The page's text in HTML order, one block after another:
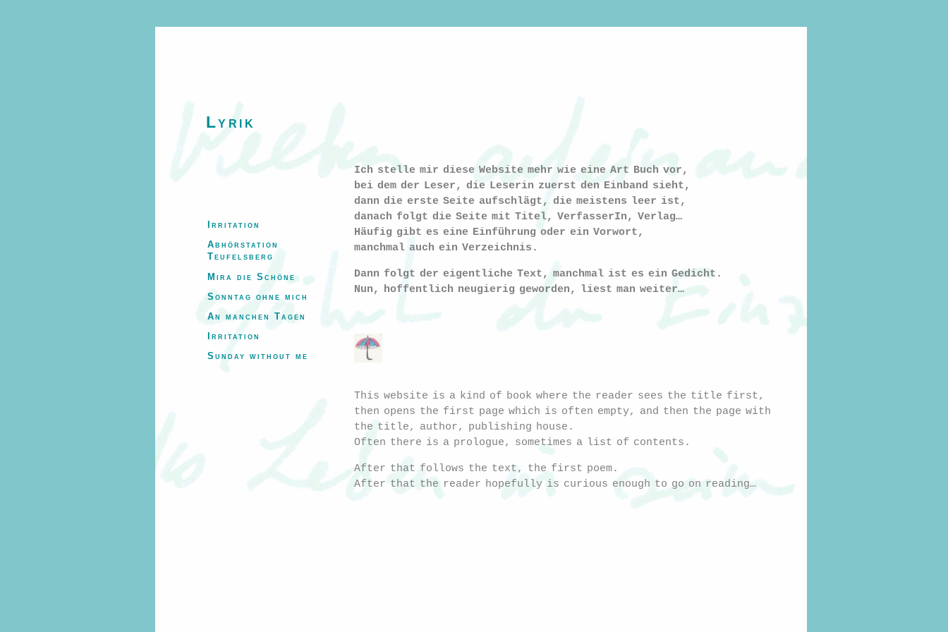
Lyrik
Ich stelle mir diese Website mehr wie eine Art Buch vor,
bei dem der Leser, die Leserin zuerst den Einband sieht,
dann die erste Seite aufschlägt, die meistens leer ist,
danach folgt die Seite mit Titel, VerfasserIn, Verlag…
Häufig gibt es eine Einführung oder ein Vorwort,
manchmal auch ein Verzeichnis.
Dann folgt der eigentliche Text, manchmal ist es ein Gedicht.
Nun, hoffentlich neugierig geworden, liest man weiter…
This website is a kind of book where the reader sees the title first,
then opens the first page which is often empty, and then the page with
the title, author, publishing house.
Often there is a prologue, sometimes a list of contents.
After that follows the text, the first poem.
After that the reader hopefully is curious enough to go on reading…
Irritation
Abhörstation
Teufelsberg
Mira die Schöne
Sonntag ohne mich
An manchen Tagen
Irritation
Sunday without me